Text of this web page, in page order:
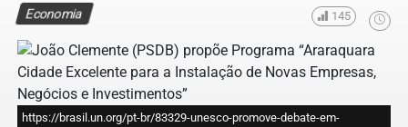
Economia 145
https://brasil.un.org/pt-br/83329-unesco-promove-debate-em-